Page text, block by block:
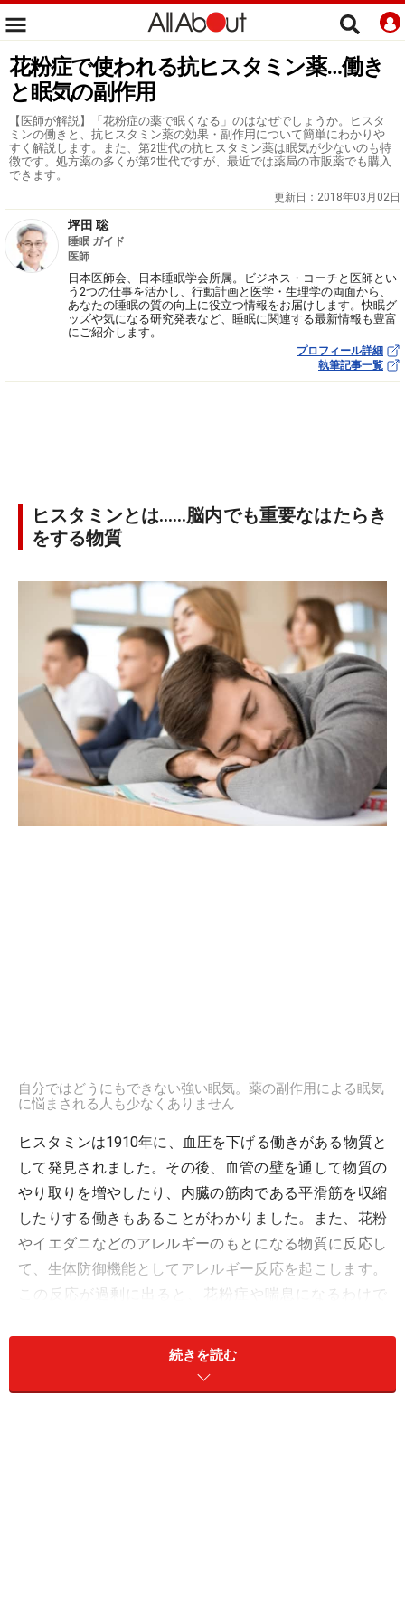
花粉症で使われる抗ヒスタミン薬…働き
と眠気の副作用
【医師が解説】「花粉症の薬で眠くなる」のはなぜでしょうか。ヒスタ
ミンの働きと、抗ヒスタミン薬の効果・副作用について簡単にわかりや
すく解説します。また、第2世代の抗ヒスタミン薬は眠気が少ないのも特
徴です。処方薬の多くが第2世代ですが、最近では薬局の市販薬でも購入
できます。
更新日： 2018年03月02日
坪田 聡
睡眠 ガイド
医師
日本医師会、日本睡眠学会所属。ビジネス・コーチと医師とい
う2つの仕事を活かし、行動計画と医学・生理学の両面から、
あなたの睡眠の質の向上に役立つ情報をお届けします。快眠グ
ッズや気になる研究発表など、睡眠に関連する最新情報も豊富
にご紹介します。
プロフィール詳細
執筆記事一覧
ヒスタミンとは……脳内でも重要なはたらき
をする物質
自分ではどうにもできない強い眠気。薬の副作用による眠気
に悩まされる人も少なくありません
ヒスタミンは1910年に、血圧を下げる働きがある物質と
して発見されました。その後、血管の壁を通して物質の
やり取りを増やしたり、内臓の筋肉である平滑筋を収縮
したりする働きもあることがわかりました。また、花粉
やイエダニなどのアレルギーのもとになる物質に反応し
て、生体防御機能としてアレルギー反応を起こします。
この反応が過剰に出ると、花粉症や喘息になるわけで
一方でヒスタミンは、脳の中でも重要な働きをしていま
す。ヒスタミンを使って情報を伝える神経を、「ヒスタ
続きを読む